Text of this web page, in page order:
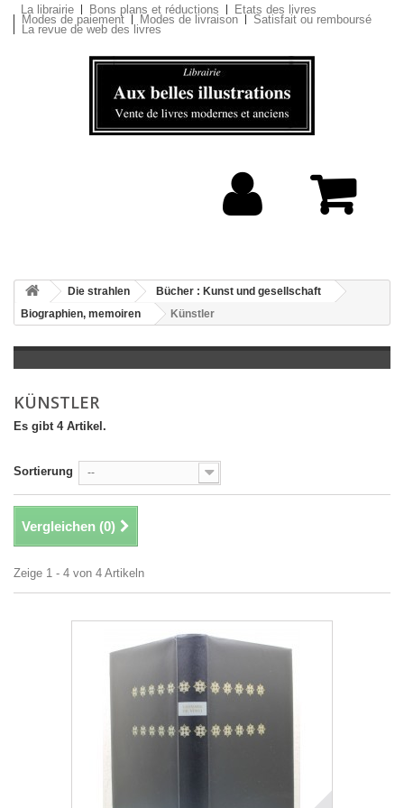
La librairie Bons plans et réductions Etats des livres
Modes de paiement Modes de livraison Satisfait ou remboursé
La revue de web des livres
Die strahlen
Bücher : Kunst und gesellschaft
Biographien, memoiren
Künstler
KÜNSTLER
Es gibt 4 Artikel.
Sortierung --
Vergleichen (0)
Zeige 1 - 4 von 4 Artikeln